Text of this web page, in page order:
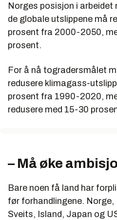
Norges posisjon i
de globale utslippene må
prosent fra 2000-2050,
prosent.
For å nå togradersmålet
redusere klimagass-
prosent fra 1990-2020,
redusere med 15-30
– Må øke
Bare noen få land har
før forhandlingene.
Sveits, Island, Japan og